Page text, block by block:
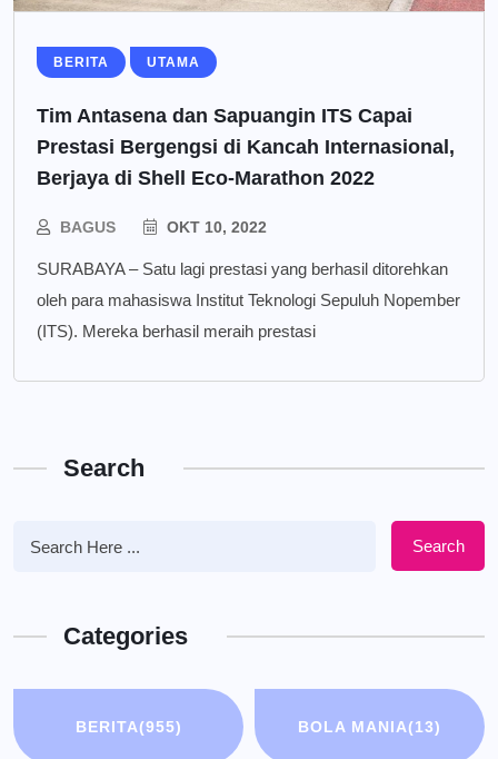
BERITA UTAMA
Tim Antasena dan Sapuangin ITS Capai
Prestasi Bergengsi di Kancah Internasional,
Berjaya di Shell Eco-Marathon 2022
BAGUS OKT 10, 2022
SURABAYA – Satu lagi prestasi yang berhasil ditorehkan
oleh para mahasiswa Institut Teknologi Sepuluh Nopember
(ITS). Mereka berhasil meraih prestasi
Search
Search
Categories
BERITA(955) BOLA MANIA(13)